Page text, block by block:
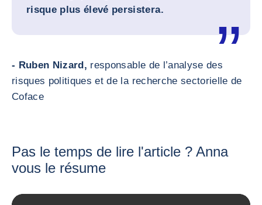
risque plus élevé persistera.
- Ruben Nizard, responsable de l’analyse des
risques politiques et de la recherche sectorielle de
Coface
Pas le temps de lire l'article ? Anna
vous le résume